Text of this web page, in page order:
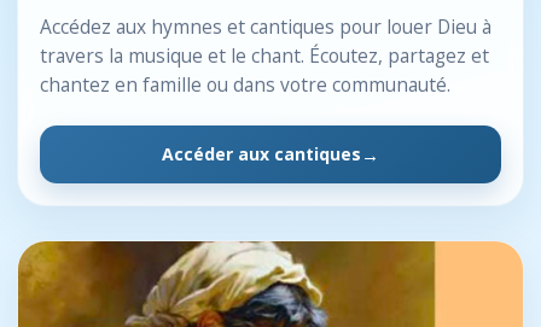
Accédez aux hymnes et cantiques pour louer Dieu à
travers la musique et le chant. Écoutez, partagez et
chantez en famille ou dans votre communauté.
Accéder aux cantiques